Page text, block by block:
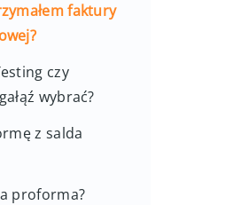
faktury
czy
wybrać?
z salda
proforma?